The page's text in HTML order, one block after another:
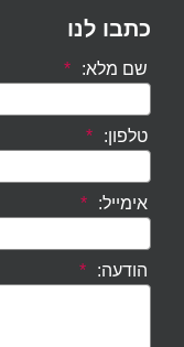
כתבו לנו
שם מלא: *
טלפון: *
אימייל: *
הודעה: *